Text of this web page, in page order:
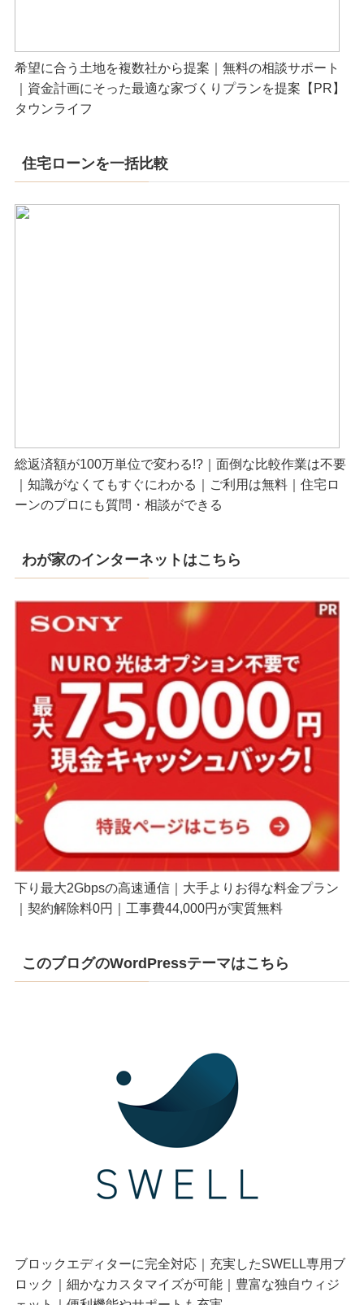
希望に合う土地を複数社から提案｜無料の相談サポート
｜資金計画にそった最適な家づくりプランを提案【PR】
タウンライフ
住宅ローンを一括比較
総返済額が100万単位で変わる!?｜面倒な比較作業は不要
｜知識がなくてもすぐにわかる｜ご利用は無料｜住宅ロ
ーンのプロにも質問・相談ができる
わが家のインターネットはこちら
下り最大2Gbpsの高速通信｜大手よりお得な料金プラン
｜契約解除料0円｜工事費44,000円が実質無料
このブログのWordPressテーマはこちら
ブロックエディターに完全対応｜充実したSWELL専用ブ
ロック｜細かなカスタマイズが可能｜豊富な独自ウィジ